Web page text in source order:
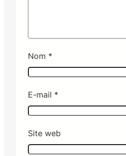
Nom *
E-mail *
Site web